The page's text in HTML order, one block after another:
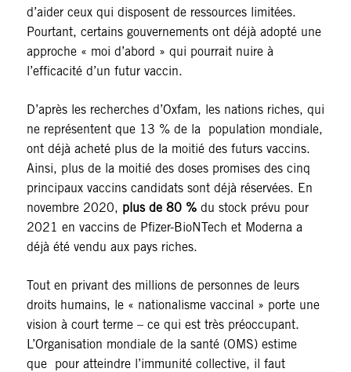
d’aider ceux qui disposent de ressources limitées.
Pourtant, certains gouvernements ont déjà adopté une
approche « moi d’abord » qui pourrait nuire à
l’efficacité d’un futur vaccin.
D’après les recherches d’Oxfam, les nations riches, qui
ne représentent que 13 % de la population mondiale,
ont déjà acheté plus de la moitié des futurs vaccins.
Ainsi, plus de la moitié des doses promises des cinq
principaux vaccins candidats sont déjà réservées. En
novembre 2020, plus de 80 %du stock prévu pour
2021 en vaccins de Pfizer-BioNTech et Moderna a
déjà été vendu aux pays riches.
Tout en privant des millions de personnes de leurs
droits humains, le « nationalisme vaccinal » porte une
vision à court terme – ce qui est très préoccupant.
L’Organisation mondiale de la santé (OMS) estime
que pour atteindre l’immunité collective, il faut